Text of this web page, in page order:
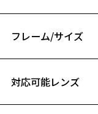
テンプル（つる）には
と実用性を兼ね備えてい
サイドにはミッキーや
くデザインし、オンオ
フレーム/サイズ
対応可能レンズ